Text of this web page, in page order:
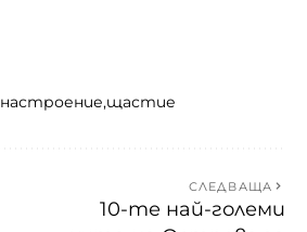
настроение щастие
СЛЕДВАЩА
10-те най-големи